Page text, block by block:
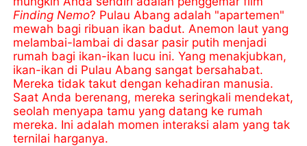
Finding Nemo? Pulau Abang adalah "apartemen"
mewah bagi ribuan ikan badut. Anemon laut yang
melambai-lambai di dasar pasir putih menjadi
rumah bagi ikan-ikan lucu ini. Yang menakjubkan,
ikan-ikan di Pulau Abang sangat bersahabat.
Mereka tidak takut dengan kehadiran manusia.
Saat Anda berenang, mereka seringkali mendekat,
seolah menyapa tamu yang datang ke rumah
mereka. Ini adalah momen interaksi alam yang tak
ternilai harganya.